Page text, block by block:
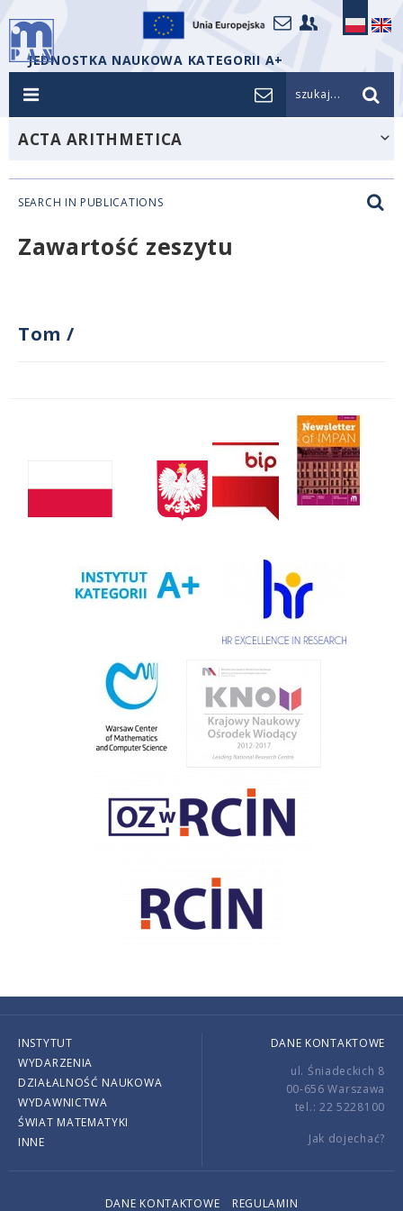
JEDNOSTKA NAUKOWA KATEGORII A+
szukaj...
ACTA ARITHMETICA
SEARCH IN PUBLICATIONS
Zawartość zeszytu
Tom /
INSTYTUT
WYDARZENIA
DZIAŁALNOŚĆ NAUKOWA
WYDAWNICTWA
ŚWIAT MATEMATYKI
INNE
DANE KONTAKTOWE
ul. Śniadeckich 8
00-656 Warszawa
tel.: 22 5228100
Jak dojechać?
DANE KONTAKTOWE REGULAMIN